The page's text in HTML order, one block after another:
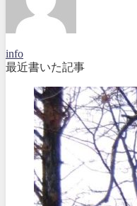
info
最近書いた記事